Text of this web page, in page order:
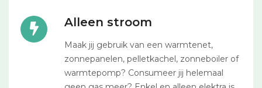
Alleen stroom
Maak jij gebruik van een warmtenet,
zonnepanelen, pelletkachel, zonneboiler of
warmtepomp? Consumeer jij helemaal